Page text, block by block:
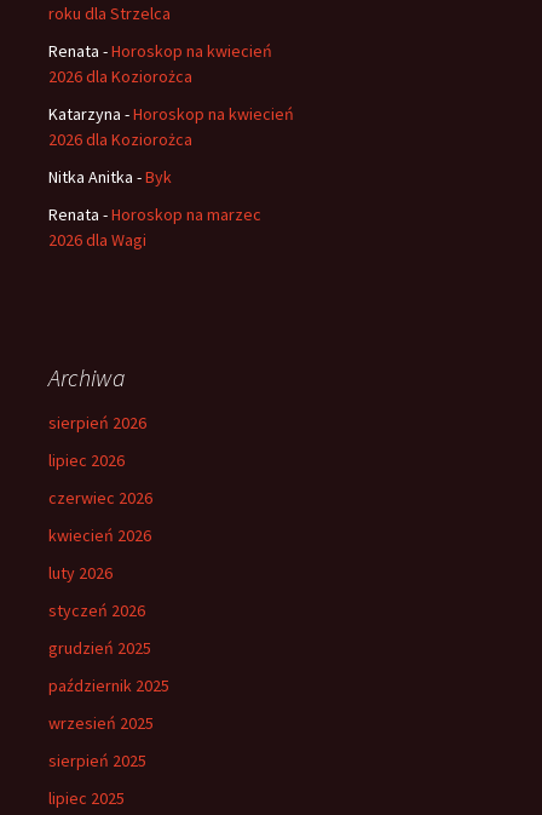
roku dla Strzelca
Renata -Horoskop na kwiecień
2026 dla Koziorożca
Katarzyna -Horoskop na kwiecień
2026 dla Koziorożca
Nitka Anitka -Byk
Renata -Horoskop na marzec
2026 dla Wagi
Archiwa
sierpień 2026
lipiec 2026
czerwiec 2026
kwiecień 2026
luty 2026
styczeń 2026
grudzień 2025
październik 2025
wrzesień 2025
sierpień 2025
lipiec 2025